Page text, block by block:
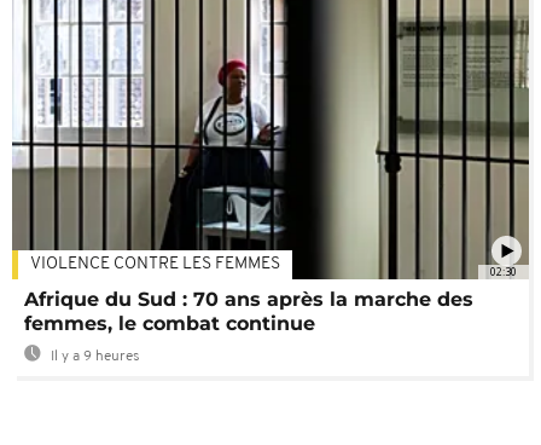
02:30
VIOLENCE CONTRE LES FEMMES
Afrique du Sud : 70 ans après la marche des
femmes, le combat continue
Il y a 9 heures